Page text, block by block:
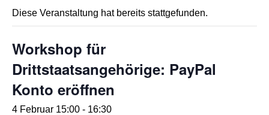
Diese Veranstaltung hat bereits stattgefunden.
Workshop für
Drittstaatsangehörige: PayPal
Konto eröffnen
4 Februar 15:00 - 16:30